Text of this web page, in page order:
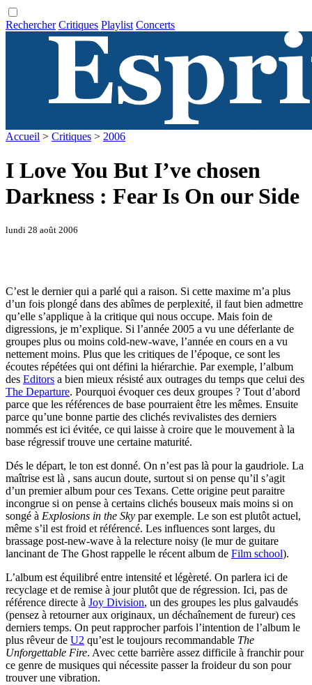
Rechercher Critiques Playlist Concerts
Accueil > Critiques > 2006
I Love You But I’ve chosen
Darkness : Fear Is On our Side
lundi 28 août 2006
C’est le dernier qui a parlé qui a raison. Si cette maxime m’a plus
d’un fois plongé dans des abîmes de perplexité, il faut bien admettre
qu’elle s’applique à la critique qui nous occupe. Mais foin de
digressions, je m’explique. Si l’année 2005 a vu une déferlante de
groupes plus ou moins cold-new-wave, l’année en cours en a vu
nettement moins. Plus que les critiques de l’époque, ce sont les
écoutes répétées qui ont défini la hiérarchie. Par exemple, l’album
des Editors a bien mieux résisté aux outrages du temps que celui des
The Departure. Pourquoi évoquer ces deux groupes ? Tout d’abord
parce que les références de base pourraient être les mêmes. Ensuite
parce qu’une bonne partie des clichés revivalistes des derniers
nommés est ici évitée, ce qui laisse à croire que le mouvement à la
base régressif trouve une certaine maturité.
Dés le départ, le ton est donné. On n’est pas là pour la gaudriole. La
maîtrise est là , sans aucun doute, surtout si on pense qu’il s’agit
d’un premier album pour ces Texans. Cette origine peut paraitre
incongrue si on pense à certains clichés bouseux mais moins si on
songé à Explosions in the Sky par exemple. Le son est plutôt actuel,
même s’il est froid et référencé. Les influences sont larges, du
brassage post-new-wave à la relecture noisy (le mur de guitare
lancinant de The Ghost rappelle le récent album de Film school).
L’album est équilibré entre intensité et légèreté. On parlera ici de
recyclage et de remise à jour plutôt que de régression. Ici, pas de
référence directe à Joy Division, un des groupes les plus galvaudés
(pensez à retourner aux originaux, un déchaînement de fureur) ces
derniers temps. On peut rapprocher parfois l’intention de l’album le
plus rêveur de U2 qu’est le toujours recommandable The
Unforgettable Fire. Avec cette barrière assez difficile à franchir pour
ce genre de musiques qui nécessite passer la froideur du son pour
trouver une vibration.